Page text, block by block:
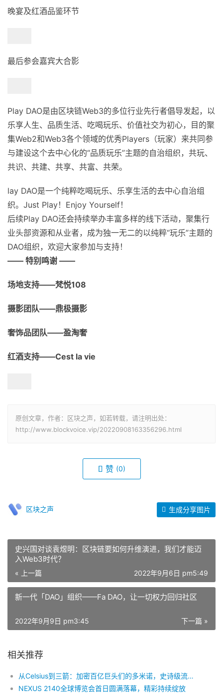
晚宴及红酒品鉴环节
最后参会嘉宾大合影
Play DAO是由区块链Web3的多位行业先行者倡导发起，以
乐享人生、品质生活、吃喝玩乐、价值社交为初心，目的聚
集Web2和Web3各个领域的优秀Players（玩家）来共同参
与建设这个去中心化的“品质玩乐”主题的自治组织，共玩、
共识、共建、共享、共富、共荣。
lay DAO是一个纯粹吃喝玩乐、乐享生活的去中心自治组
织。Just Play！Enjoy Yourself！
后续Play DAO还会持续举办丰富多样的线下活动，聚集行
业头部资源和从业者，成为独一无二的以纯粹“玩乐”主题的
DAO组织，欢迎大家参加与支持！
—— 特别鸣谢 ——
场地支持——梵悦108
摄影团队——鼎极摄影
奢饰品团队——盈淘奢
红酒支持——Cest la vie
原创文章，作者：区块之声，如若转载，请注明出处：
http://www.blockvoice.vip/20220908163356296.html
赞 (0)
区块之声 生成分享图片
史兴国对谈袁煜明：区块链要如何升维演进，我们才能迈
入Web3时代？
« 上一篇 2022年9月6日 pm5:49
新一代「DAO」组织——Fa DAO，让一切权力回归社区
下一篇 »
2022年9月9日 pm3:45
相关推荐
从Celsius到三箭：加密百亿巨头们的多米诺，史诗级流动性的枯竭
NEXUS 2140全球博览会首日圆满落幕，精彩持续绽放